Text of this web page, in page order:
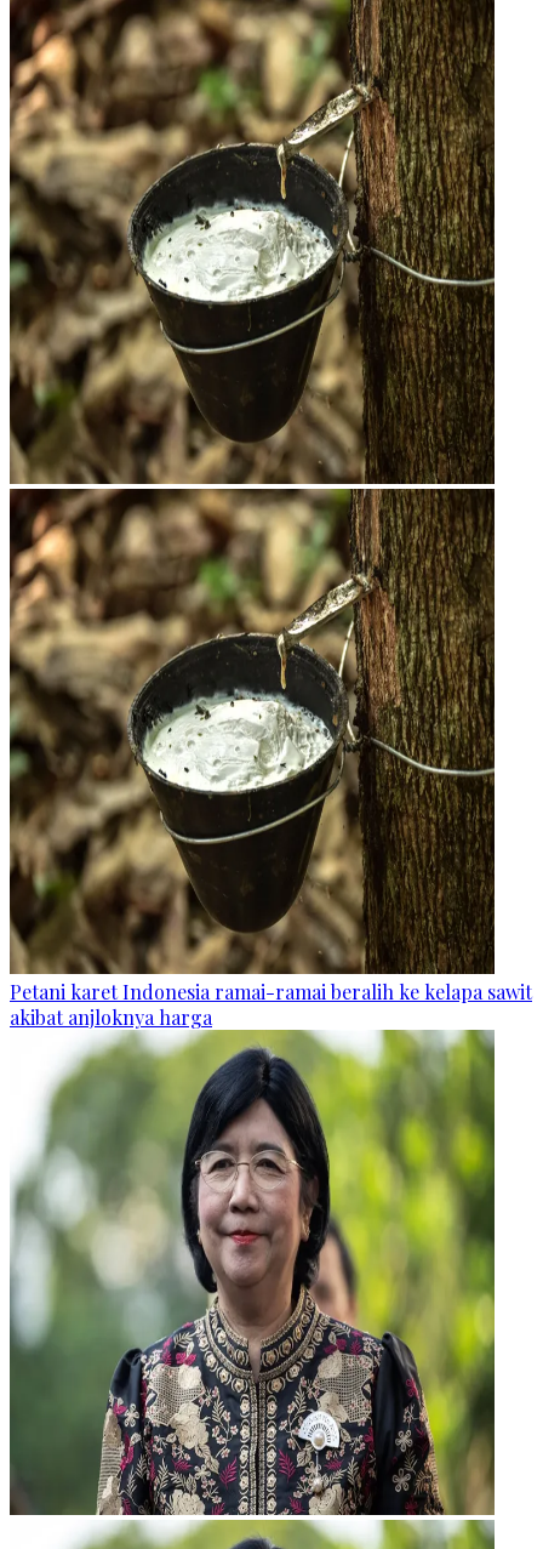
Petani karet Indonesia ramai-ramai beralih ke kelapa sawit
akibat anjloknya harga